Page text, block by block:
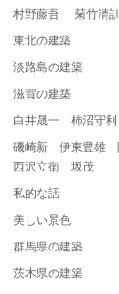
村野藤吾 菊竹清
東北の建築
淡路島の建築
滋賀の建築
白井晟一 柿沼守利
磯崎新 伊東豊雄
西沢立衛 坂茂
私的な話
美しい景色
群馬県の建築
茨木県の建築